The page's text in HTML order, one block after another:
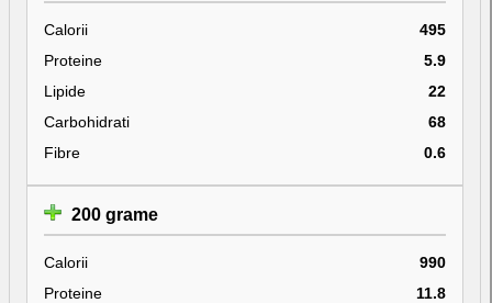
Calorii
495
Proteine
5.9
Lipide
22
Carbohidrati
68
Fibre
0.6
200 grame
Calorii
990
Proteine
11.8